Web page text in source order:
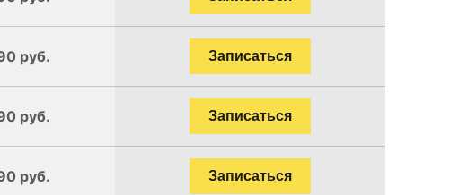
руб. Записаться
руб. Записаться
руб. Записаться